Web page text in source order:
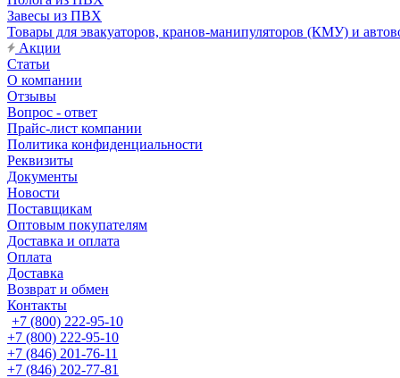
Завесы из ПВХ
Товары для эвакуаторов, кранов-манипуляторов (КМУ) и
Акции
Статьи
О компании
Отзывы
Вопрос - ответ
Прайс-лист компании
Политика конфиденциальности
Реквизиты
Документы
Новости
Поставщикам
Оптовым покупателям
Доставка и оплата
Оплата
Доставка
Возврат и обмен
Контакты
+7 (800) 222-95-10
+7 (800) 222-95-10
+7 (846) 201-76-11
+7 (846) 202-77-81